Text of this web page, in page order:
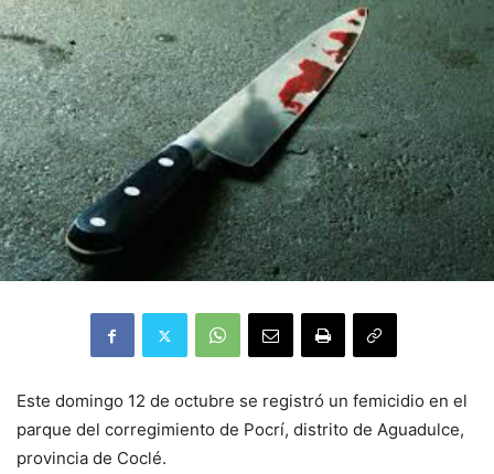
Este domingo 12 de octubre se registró un femicidio en el
parque del corregimiento de Pocrí, distrito de Aguadulce,
provincia de Coclé.